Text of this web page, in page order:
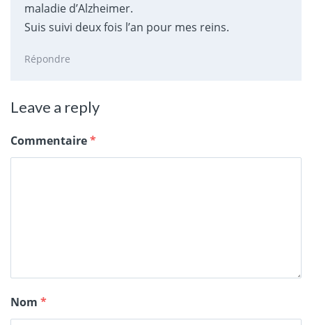
maladie d’Alzheimer.
Suis suivi deux fois l’an pour mes reins.
Répondre
Leave a reply
Commentaire*
Nom *